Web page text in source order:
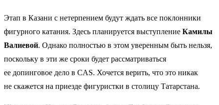
Этап в Казани с нетерпением будут ждать все поклонники
фигурного катания. Здесь планируется выступление Камилы
Валиевой. Однако полностью в этом уверенным быть нельзя,
поскольку в эти же сроки будет рассматриваться
ее допинговое дело в CAS. Хочется верить, что это никак
не скажется на приезде фигуристки в столицу Татарстана.